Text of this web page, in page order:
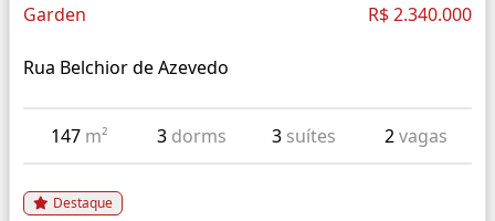
Garden R$ 2.340.000
Rua Belchior de Azevedo
147 m² 3 dorms 3 suítes 2vagas
Destaque